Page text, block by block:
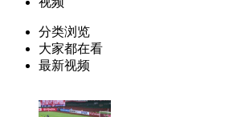
分类浏览
大家都在看
最新视频